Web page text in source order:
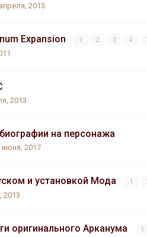
2013
Expansion 1 2 3 4
2013
на персонажа
июня, 2017
и установкой Мода 1
2013
оригинального Арканума 1